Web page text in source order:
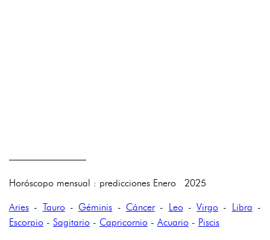
————————
Horóscopo mensual : predicciones Enero 2025
Aries - Tauro- Géminis - Cáncer- Leo-Virgo - Libra -
Escorpio - Sagitario - Capricornio - Acuario - Piscis